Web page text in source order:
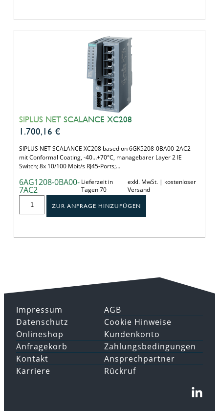
SIPLUS NET SCALANCE XC208
1.700,16 €
SIPLUS NET SCALANCE XC208 based on 6GK5208-0BA00-2AC2
mit Conformal Coating, -40…+70°C, managebarer Layer 2 IE
Switch; 8x 10/100 Mbit/s RJ45-Ports;…
6AG1208-0BA00-
7AC2
Lieferzeit in
Tagen 70
exkl. MwSt. | kostenloser
Versand
ZUR ANFRAGE HINZUFÜGEN
Impressum
Datenschutz
AGB
Cookie Hinweise
Onlineshop
Anfragekorb
Kundenkonto
Zahlungsbedingungen
Kontakt
Karriere
Ansprechpartner
Rückruf